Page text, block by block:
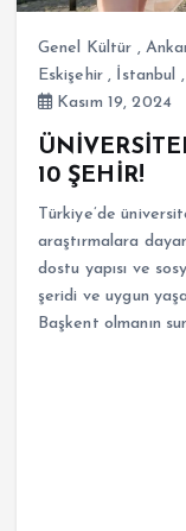
Genel Kültür ,
Eskişehir, İstanbul ,
Kasım 19, 2024
10 ŞEHİR!
Türkiye’de
araştırmalara
dostu yapısı ve
şeridi ve uygun
Başkent olmanın